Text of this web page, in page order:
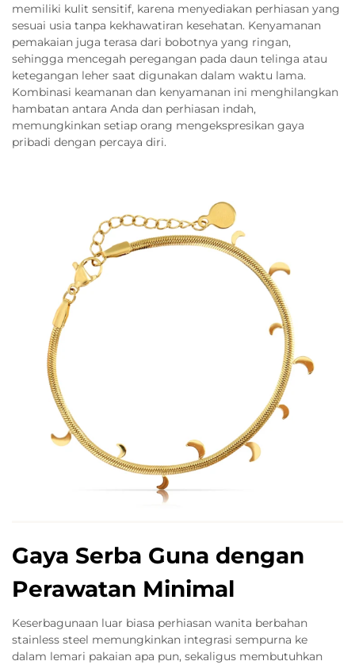
memiliki kulit sensitif, karena menyediakan perhiasan yang
sesuai usia tanpa kekhawatiran kesehatan. Kenyamanan
pemakaian juga terasa dari bobotnya yang ringan,
sehingga mencegah peregangan pada daun telinga atau
ketegangan leher saat digunakan dalam waktu lama.
Kombinasi keamanan dan kenyamanan ini menghilangkan
hambatan antara Anda dan perhiasan indah,
memungkinkan setiap orang mengekspresikan gaya
pribadi dengan percaya diri.
Gaya Serba Guna dengan
Perawatan Minimal
Keserbagunaan luar biasa perhiasan wanita berbahan
stainless steel memungkinkan integrasi sempurna ke
dalam lemari pakaian apa pun, sekaligus membutuhkan